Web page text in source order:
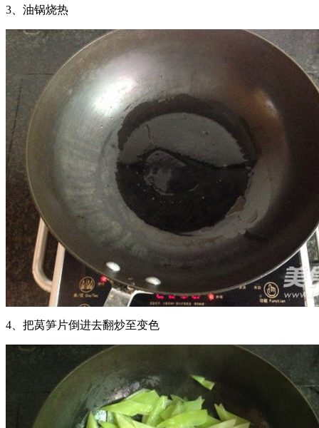
3、油锅烧热
4、把莴笋片倒进去翻炒至变色